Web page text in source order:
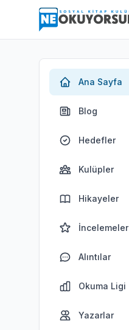
Ana Sayfa
Blog
Hedefler
Kulüpler
Hikayeler
İncelemeler
Alıntılar
Okuma Ligi
Yazarlar